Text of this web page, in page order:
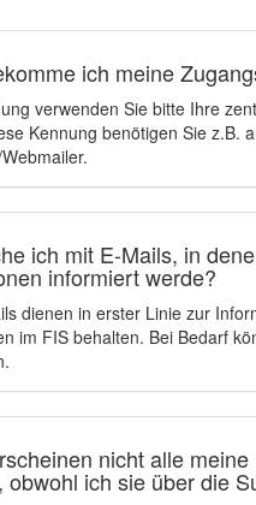
ich meine
verwenden Sie bitte Ihre
Kennung benötigen Sie z.B.
ich mit E-Mails, in
informiert werde?
dienen in erster Linie zur
im FIS behalten. Bei Bedarf
nicht alle
obwohl ich sie über die